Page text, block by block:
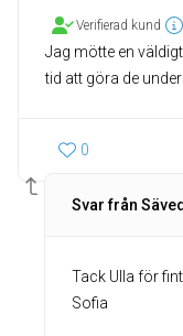
Verifierad kund
Jag mötte en
tid att göra de
0
Svar från
Tack Ulla för
Sofia